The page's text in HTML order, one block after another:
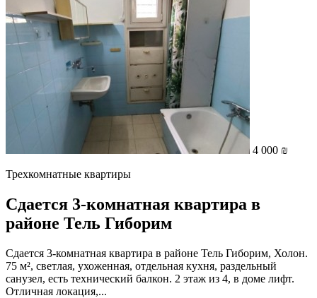
4 000 ₪
Трехкомнатные квартиры
Сдается 3-комнатная квартира в
районе Тель Гиборим
Сдается 3-комнатная квартира в районе Тель Гиборим, Холон.
75 м², светлая, ухоженная, отдельная кухня, раздельный
санузел, есть технический балкон. 2 этаж из 4, в доме лифт.
Отличная локация,...